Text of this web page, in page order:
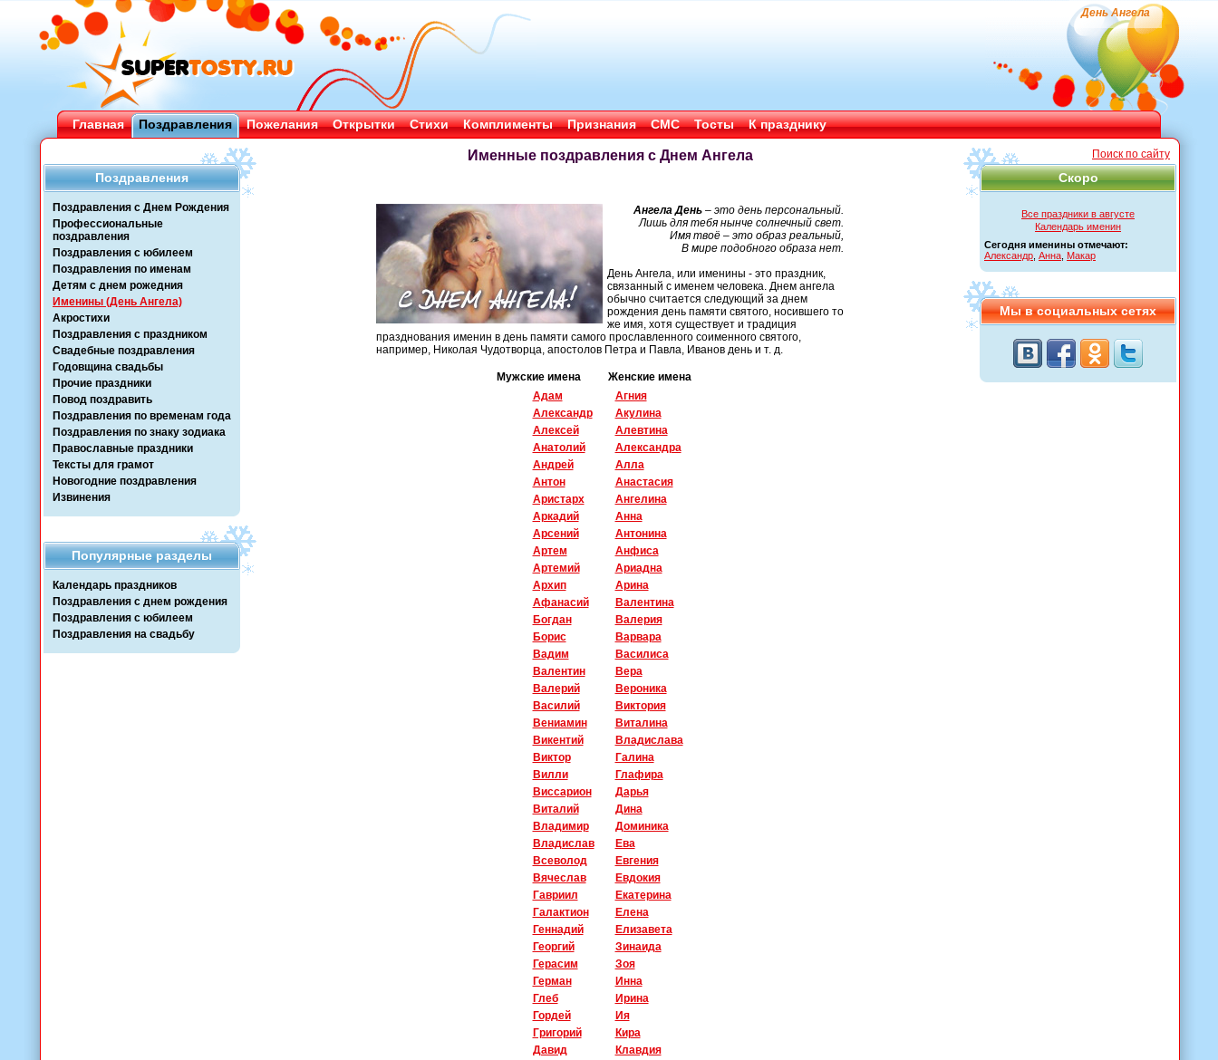
День Ангела
Главная Поздравления Пожелания Открытки Стихи Комплименты Признания СМС Тосты К празднику
Поздравления
Поздравления с Днем Рождения
Профессиональные
поздравления
Поздравления с юбилеем
Поздравления по именам
Детям с днем рожедния
Именины (День Ангела)
Акростихи
Поздравления с праздником
Свадебные поздравления
Годовщина свадьбы
Прочие праздники
Повод поздравить
Поздравления по временам года
Поздравления по знаку зодиака
Православные праздники
Тексты для грамот
Новогодние поздравления
Извинения
Популярные разделы
Календарь праздников
Поздравления с днем рождения
Поздравления с юбилеем
Поздравления на свадьбу
Поиск по сайту
Скоро
Все праздники в августе
Календарь именин
Сегодня именины отмечают:
Александр Анна Макар
Мы в социальных сетях
Именные поздравления с Днем Ангела
Ангела День – это день персональный.
Лишь для тебя нынче солнечный свет.
Имя твоё – это образ реальный,
В мире подобного образа нет.
День Ангела, или именины - это праздник,
связанный с именем человека. Днем ангела
обычно считается следующий за днем
рождения день памяти святого, носившего то
же имя, хотя существует и традиция
празднования именин в день памяти самого прославленного соименного святого,
например, Николая Чудотворца, апостолов Петра и Павла, Иванов день и т. д.
Мужские имена Женские имена
Адам
Александр
Алексей
Анатолий
Андрей
Антон
Аристарх
Аркадий
Арсений
Артем
Артемий
Архип
Афанасий
Богдан
Борис
Вадим
Валентин
Валерий
Василий
Вениамин
Викентий
Виктор
Вилли
Виссарион
Виталий
Владимир
Владислав
Всеволод
Вячеслав
Гавриил
Галактион
Геннадий
Георгий
Герасим
Герман
Глеб
Гордей
Григорий
Давид
Агния
Акулина
Алевтина
Александра
Алла
Анастасия
Ангелина
Анна
Антонина
Анфиса
Ариадна
Арина
Валентина
Валерия
Варвара
Василиса
Вера
Вероника
Виктория
Виталина
Владислава
Галина
Глафира
Дарья
Дина
Доминика
Ева
Евгения
Евдокия
Екатерина
Елена
Елизавета
Зинаида
Зоя
Инна
Ирина
Ия
Кира
Клавдия